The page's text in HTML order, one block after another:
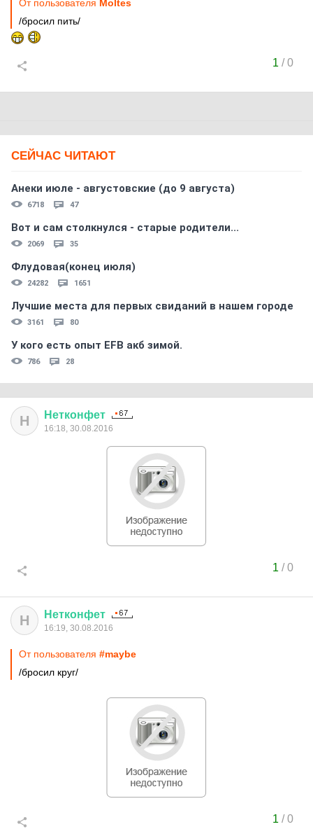
От пользователя Moltes
/бросил пить/
1 /0
СЕЙЧАС ЧИТАЮТ
Анеки июле - августовские (до 9 августа)
6718 47
Вот и сам столкнулся - старые родители...
2069 35
Флудовая(конец июля)
24282 1651
Лучшие места для первых свиданий в нашем городе
3161 80
У кого есть опыт EFB акб зимой.
786 28
Н Нетконфет
16:18, 30.08.2016
1 /0
Н Нетконфет
16:19, 30.08.2016
От пользователя #maybe
/бросил круг/
1 /0